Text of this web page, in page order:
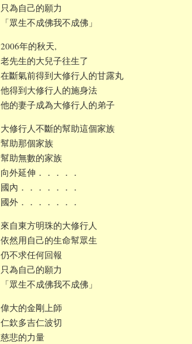
只為自己的願力
「眾生不成佛我不成佛」
2006年的秋天,
老先生的大兒子往生了
在斷氣前得到大修行人的甘露丸
他得到大修行人的施身法
他的妻子成為大修行人的弟子
大修行人不斷的幫助這個家族
幫助那個家族
幫助無數的家族
向外延伸．．．．．
國內．．．．．．．
國外．．．．．．．
來自東方明珠的大修行人
依然用自己的生命幫眾生
仍不求任何回報
只為自己的願力
「眾生不成佛我不成佛」
偉大的金剛上師
仁欽多吉仁波切
慈悲的力量